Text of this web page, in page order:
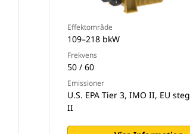
Effektområde
109–218 bkW
Frekvens
50 / 60
Emissioner
U.S. EPA Tier 3, IMO II, EU
II